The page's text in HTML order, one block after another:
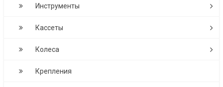
Инструменты
Кассеты
Колеса
Крепления